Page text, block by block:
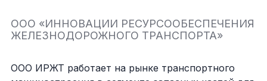
OOO «ИННОВАЦИИ РЕСУРСООБЕСПЕЧЕНИЯ
ЖЕЛЕЗНОДОРОЖНОГО ТРАНСПОРТА»
ООО ИРЖТ работает на рынке транспортного